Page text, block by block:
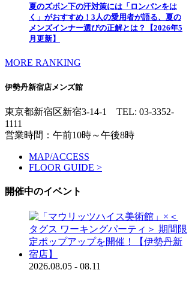
夏のズボン下の汗対策には「ロンパンをは
く」がおすすめ！3人の愛用者が語る、夏の
メンズインナー選びの正解とは？【2026年5
月更新】
MORE RANKING
伊勢丹新宿店メンズ館
東京都新宿区新宿3-14-1 TEL: 03-3352-
1111
営業時間：午前10時～午後8時
MAP/ACCESS
FLOOR GUIDE >
開催中のイベント
2026.08.05 - 08.11